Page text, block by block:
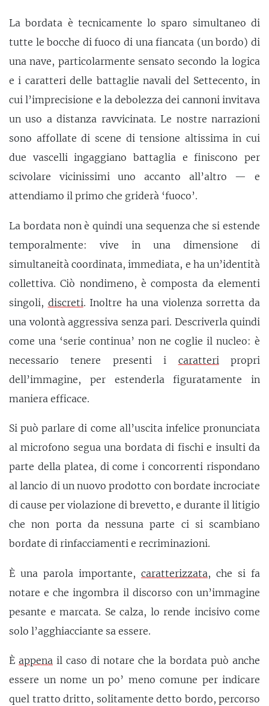
La bordata è tecnicamente lo sparo simultaneo di
tutte le bocche di fuoco di una fiancata (un bordo) di
una nave, particolarmente sensato secondo la logica
e i caratteri delle battaglie navali del Settecento, in
cui l’imprecisione e la debolezza dei cannoni invitava
un uso a distanza ravvicinata. Le nostre narrazioni
sono affollate di scene di tensione altissima in cui
due vascelli ingaggiano battaglia e finiscono per
scivolare vicinissimi uno accanto all’altro — e
attendiamo il primo che griderà ‘fuoco’.
La bordata non è quindi una sequenza che si estende
temporalmente: vive in una dimensione di
simultaneità coordinata, immediata, e ha un’identità
collettiva. Ciò nondimeno, è composta da elementi
singoli, discreti. Inoltre ha una violenza sorretta da
una volontà aggressiva senza pari. Descriverla quindi
come una ‘serie continua’ non ne coglie il nucleo: è
necessario tenere presenti i caratteri propri
dell’immagine, per estenderla figuratamente in
maniera efficace.
Si può parlare di come all’uscita infelice pronunciata
al microfono segua una bordata di fischi e insulti da
parte della platea, di come i concorrenti rispondano
al lancio di un nuovo prodotto con bordate incrociate
di cause per violazione di brevetto, e durante il litigio
che non porta da nessuna parte ci si scambiano
bordate di rinfacciamenti e recriminazioni.
È una parola importante, caratterizzata, che si fa
notare e che ingombra il discorso con un’immagine
pesante e marcata. Se calza, lo rende incisivo come
solo l’agghiacciante sa essere.
È appena il caso di notare che la bordata può anche
essere un nome un po’ meno comune per indicare
quel tratto dritto, solitamente detto bordo, percorso